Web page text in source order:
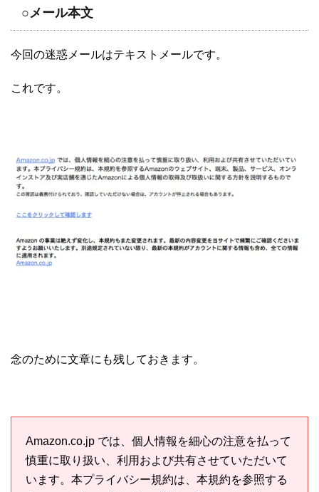
○メール本文
今回の迷惑メールはテキストメールです。
これです。
念のために文章にも残しておきます。
Amazon.co.jp では、個人情報を細心の注意を払って
慎重に取り扱い、利用および共有させていただいて
います。本プライバシー規約は、本規約を参照する